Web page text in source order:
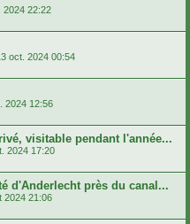
2024 22:22
oct. 2024 00:54
2024 12:56
visitable pendant l'année...
2024 17:20
d'Anderlecht près du canal...
2024 21:06